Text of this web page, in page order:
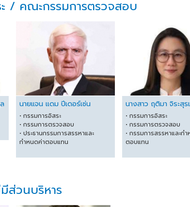
/ คณะกรรมการตรวจสอบ
นายแจน แดม ปีเดอร์เซ่น
• กรรมการอิสระ
• กรรมการตรวจสอบ
• ประธานกรรมการสรรหาและ
กำหนดค่าตอบแทน
นางสาว ฤติมา จิระสุร
• กรรมการอิสระ
• กรรมการตรวจสอบ
• กรรมการสรรหาและก
ตอบแทน
ส่วนบริหาร